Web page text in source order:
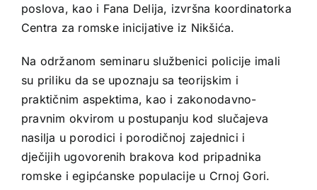
poslova, kao i Fana Delija, izvršna koordinatorka
Centra za romske inicijative iz Nikšića.
Na održanom seminaru službenici policije imali
su priliku da se upoznaju sa teorijskim i
praktičnim aspektima, kao i zakonodavno-
pravnim okvirom u postupanju kod slučajeva
nasilja u porodici i porodičnoj zajednici i
dječijih ugovorenih brakova kod pripadnika
romske i egipćanske populacije u Crnoj Gori.